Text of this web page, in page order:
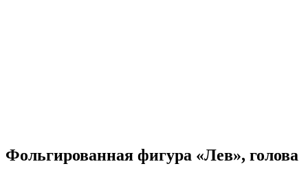
Фольгированная фигура «Лев», голова